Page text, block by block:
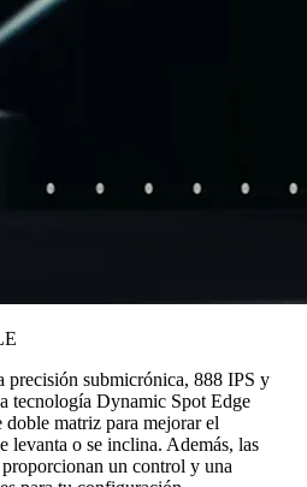
precisión submicrónica, 888 IPS y
tecnología Dynamic Spot Edge
matriz para mejorar el
levanta o se inclina. Además, las
un control y una